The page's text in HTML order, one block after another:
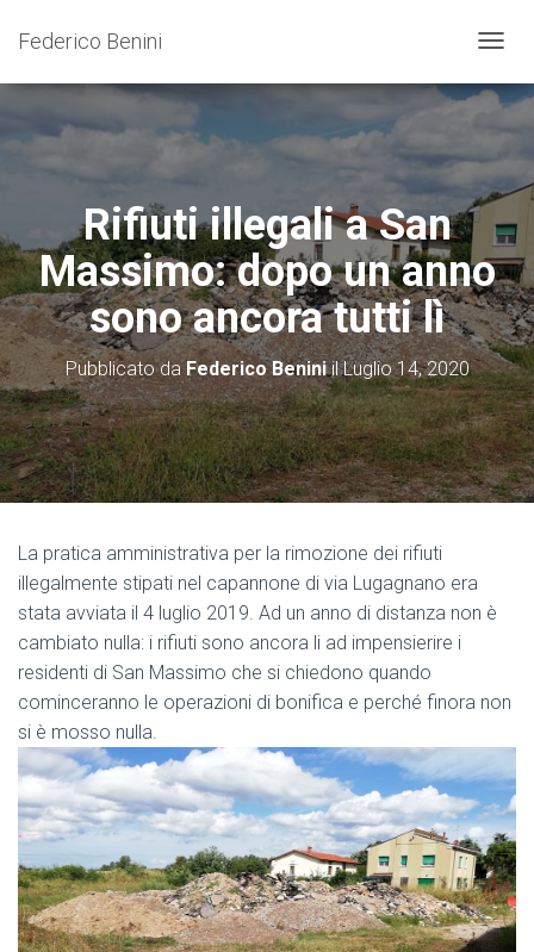
Federico Benini
A
V
Z
O
N
E
T
O
G
G
L
E
Rifiuti illegali a San
Massimo: dopo un anno
sono ancora tutti lì
Pubblicato daFederico BeniniilLuglio 14, 2020
La pratica amministrativa per la rimozione dei rifiuti
illegalmente stipati nel capannone di via Lugagnano era
stata avviata il 4 luglio 2019. Ad un anno di distanza non è
cambiato nulla: i rifiuti sono ancora li ad impensierire i
residenti di San Massimo che si chiedono quando
cominceranno le operazioni di bonifica e perché finora non
si è mosso nulla.